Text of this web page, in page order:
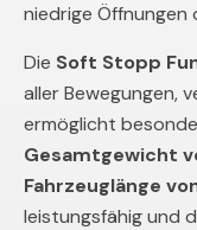
niedrige Öffnungen
Die Soft Stopp
aller Bewegungen,
ermöglicht
Gesamtgewicht
Fahrzeuglänge
leistungsfähig und